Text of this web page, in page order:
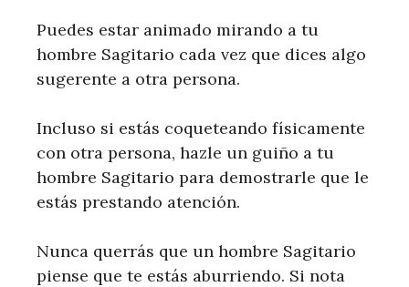
Puedes estar animado mirando a tu
hombre Sagitario cada vez que dices algo
sugerente a otra persona.
Incluso si estás coqueteando físicamente
con otra persona, hazle un guiño a tu
hombre Sagitario para demostrarle que le
estás prestando atención.
Nunca querrás que un hombre Sagitario
piense que te estás aburriendo. Si nota